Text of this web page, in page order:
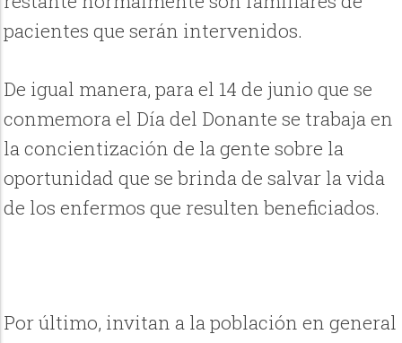
pacientes que serán intervenidos.
De igual manera, para el 14 de junio que se
conmemora el Día del Donante se trabaja en
la concientización de la gente sobre la
oportunidad que se brinda de salvar la vida
de los enfermos que resulten beneficiados.
Por último, invitan a la población en general